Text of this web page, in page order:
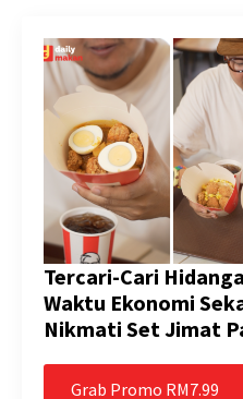
Tercari-Cari
Waktu Ekonomi
Nikmati Set Jimat
Grab Promo RM7.99